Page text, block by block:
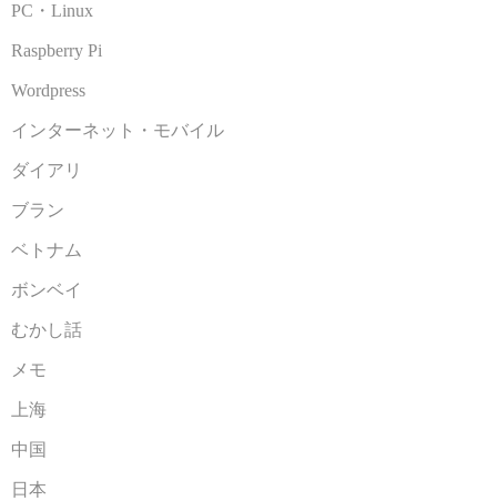
PC・Linux
Raspberry Pi
Wordpress
インターネット・モバイル
ダイアリ
ブラン
ベトナム
ボンベイ
むかし話
メモ
上海
中国
日本